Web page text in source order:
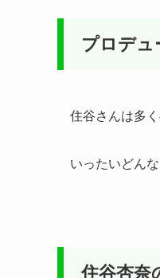
プロデュ
住谷さんは多
いったいどん
住谷杏奈